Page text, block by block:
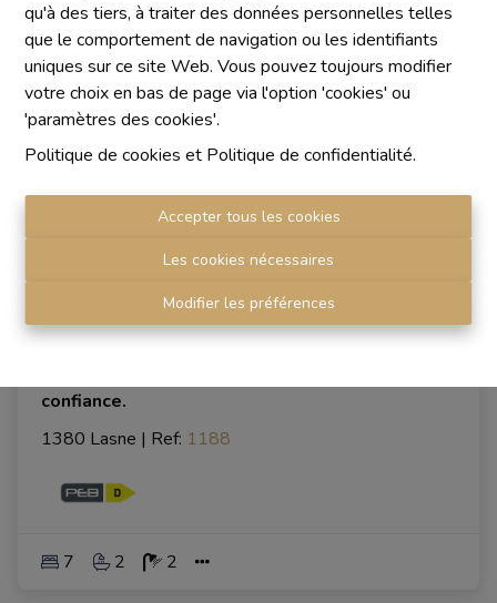
qu'à des tiers, à traiter des données personnelles telles
que le comportement de navigation ou les identifiants
uniques sur ce site Web. Vous pouvez toujours modifier
votre choix en bas de page via l'option 'cookies' ou
'paramètres des cookies'.
Politique de cookies et Politique de confidentialité.
Accepter tous les cookies
Les cookies nécessaires
Modifier les préférences
VENDU
confiance.
1380 Lasne | Ref: 1188
7 2 2